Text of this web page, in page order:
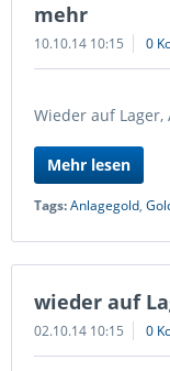
mehr
10.10.14 10:15 0
Wieder auf
Mehr lesen
Tags:Anlagegold,
wieder auf
02.10.14 10:15 0